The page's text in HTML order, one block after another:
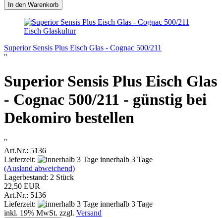
In den Warenkorb
Eisch Glaskultur
Superior Sensis Plus Eisch Glas - Cognac 500/211
"
Superior Sensis Plus Eisch Glas
- Cognac 500/211 - günstig bei
Dekomiro bestellen
"
Art.Nr.: 5136
Lieferzeit:
innerhalb 3 Tage
(Ausland abweichend)
Lagerbestand: 2 Stück
22,50 EUR
Art.Nr.: 5136
Lieferzeit:
innerhalb 3 Tage
inkl. 19% MwSt. zzgl. Versand